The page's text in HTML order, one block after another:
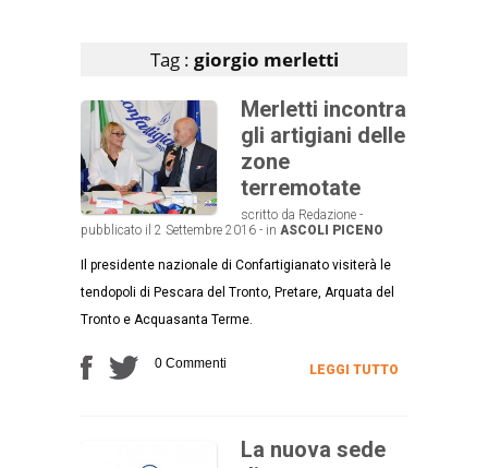
Tag : giorgio merletti
Merletti incontra
gli artigiani delle
zone
terremotate
scritto da Redazione -
pubblicato il 2 Settembre 2016 - in ASCOLI PICENO
Il presidente nazionale di Confartigianato visiterà le
tendopoli di Pescara del Tronto, Pretare, Arquata del
Tronto e Acquasanta Terme.
0 Commenti LEGGI TUTTO
La nuova sede